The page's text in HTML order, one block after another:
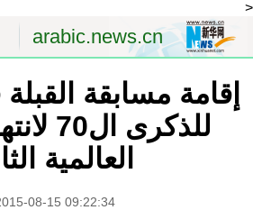
<
arabic.news.cn
الصفحة الأولى
العالم
إقامة مسابقة
للذكرى
العالمية
08-15 09:22:34